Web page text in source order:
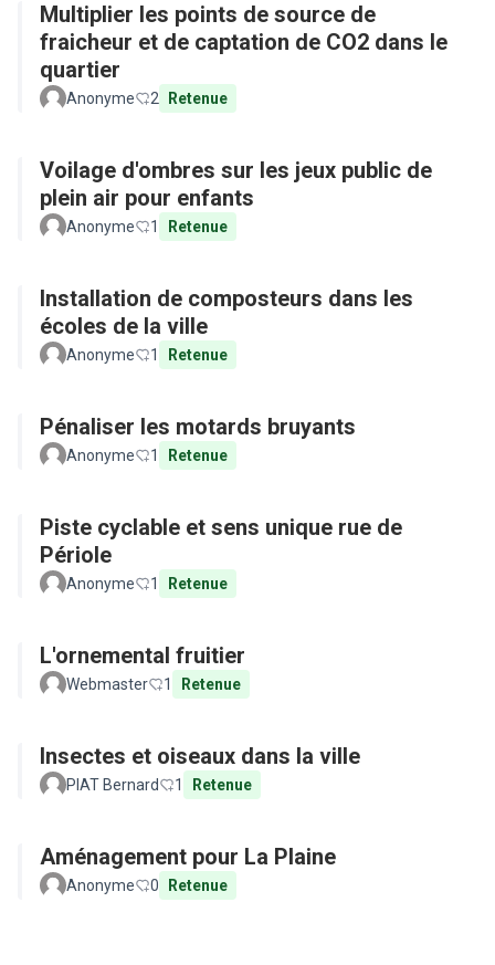
Multiplier les points de source de
fraicheur et de captation de CO2 dans le
quartier
Anonyme 2 Retenue
Voilage d'ombres sur les jeux public de
plein air pour enfants
Anonyme 1 Retenue
Installation de composteurs dans les
écoles de la ville
Anonyme 1 Retenue
Pénaliser les motards bruyants
Anonyme 1 Retenue
Piste cyclable et sens unique rue de
Périole
Anonyme 1 Retenue
L'ornemental fruitier
Webmaster 1 Retenue
Insectes et oiseaux dans la ville
PIAT Bernard 1 Retenue
Aménagement pour La Plaine
Anonyme 0 Retenue